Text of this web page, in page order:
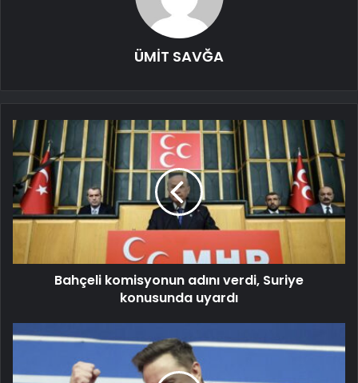
ÜMİT SAVĞA
Bahçeli komisyonun adını verdi, Suriye
konusunda uyardı